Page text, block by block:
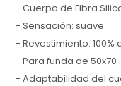
- Cuerpo de Fibra
- Sensación: suave
- Revestimiento: 100%
- Para funda de 50x70
- Adaptabilidad del